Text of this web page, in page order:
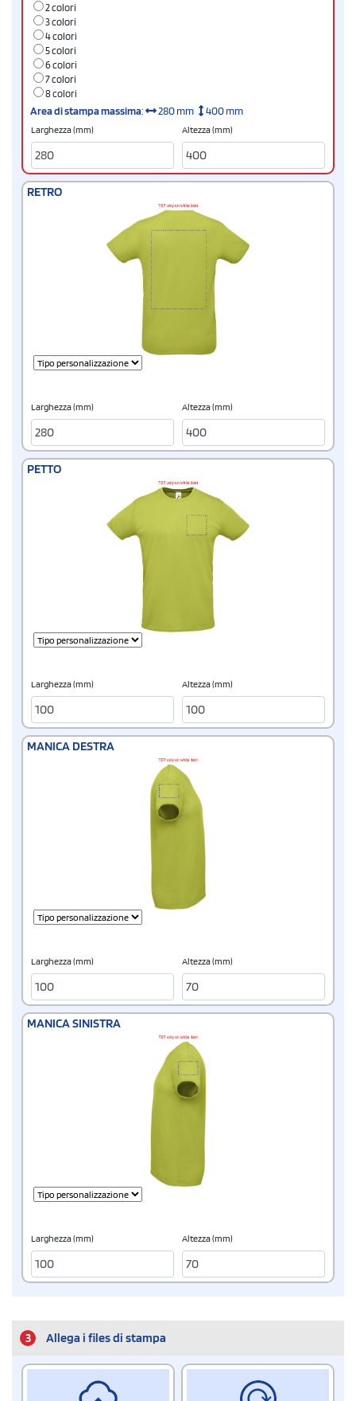
2 colori
3 colori
4 colori
5 colori
6 colori
7 colori
8 colori
Area di stampa massima: 280 mm 400 mm
Larghezza (mm) Altezza (mm)
RETRO
Larghezza (mm) Altezza (mm)
PETTO
Larghezza (mm) Altezza (mm)
MANICA DESTRA
Larghezza (mm) Altezza (mm)
MANICA SINISTRA
Larghezza (mm) Altezza (mm)
3 Allega i files di stampa